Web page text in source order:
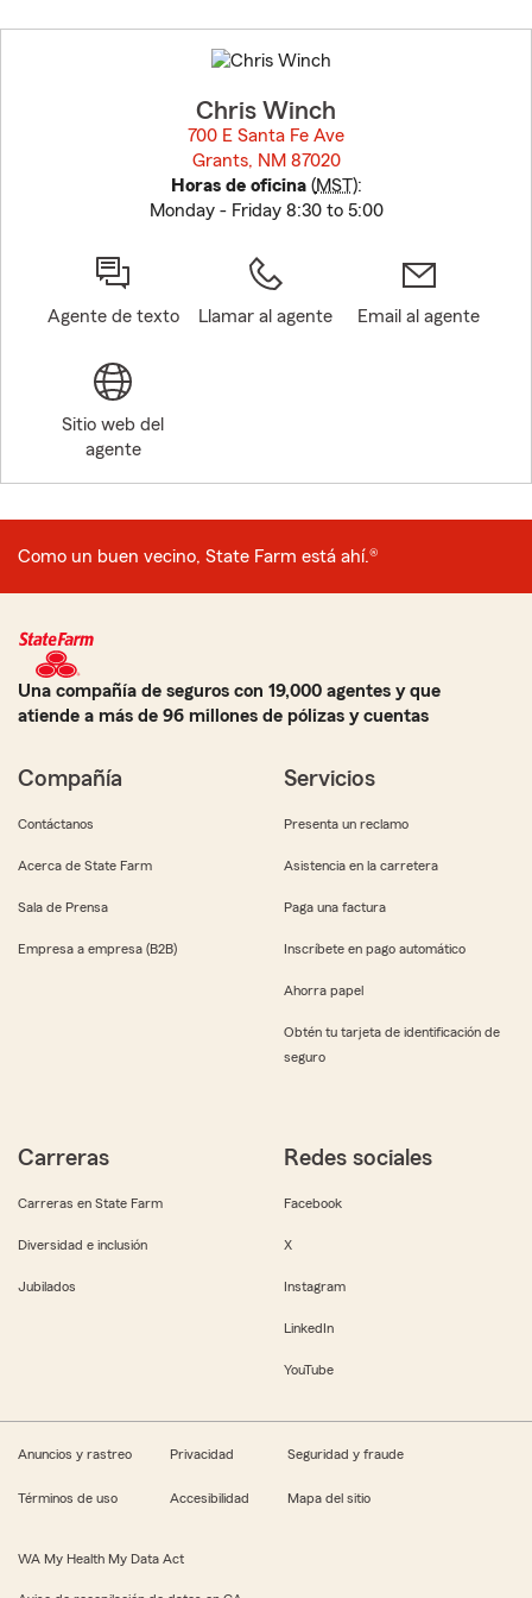
to
before
Chris Winch
700 E Santa Fe Ave
Grants, NM 87020
Horas de oficina(MST):
Monday - Friday 8:30 to 5:00
Agente de texto Llamar al agente Email al agente
Sitio web del
agente
Como un buen vecino, State Farm está ahí.®
Una compañía de seguros con 19,000 agentes y que
atiende a más de 96 millones de pólizas y cuentas
Compañía
Contáctanos
Acerca de State Farm
Sala de Prensa
Empresa a empresa (B2B)
Servicios
Presenta un reclamo
Asistencia en la carretera
Paga una factura
Inscríbete en pago automático
Ahorra papel
Obtén tu tarjeta de identificación de
seguro
Carreras
Carreras en State Farm
Diversidad e inclusión
Jubilados
Redes sociales
Facebook
X
Instagram
LinkedIn
YouTube
Anuncios y rastreo Privacidad Seguridad y fraude
Términos de uso Accesibilidad Mapa del sitio
WA My Health My Data Act